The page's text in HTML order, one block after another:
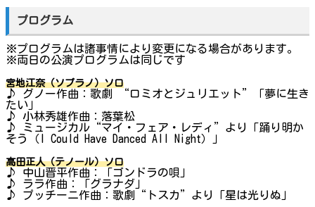
プログラム
※プログラムは諸事情により変更になる場合があります。
※両日の公演プログラムは同じです
宮地江奈（ソプラノ）ソロ
♪ グノー作曲：歌劇 “ロミオとジュリエット”「夢に生き
たい」
♪ 小林秀雄作曲：落葉松
♪ ミュージカル“マイ・フェア・レディ”より「踊り明か
そう（I Could Have Danced All Night）」
高田正人（テノール）ソロ
♪ 中山晋平作曲：「ゴンドラの唄」
♪ ララ作曲：「グラナダ」
♪ プッチーニ作曲：歌劇“トスカ”より「星は光りぬ」